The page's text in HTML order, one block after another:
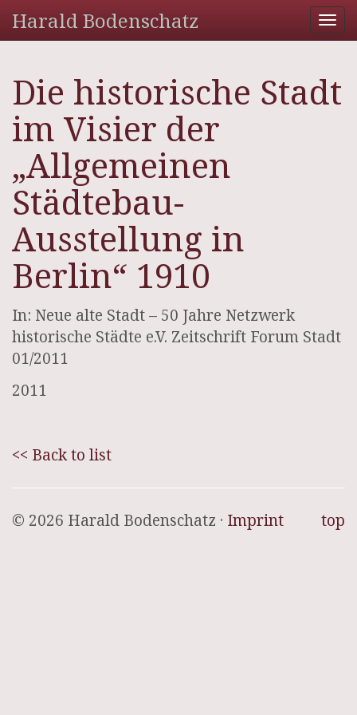
Harald Bodenschatz
Die historische Stadt
im Visier der
„Allgemeinen
Städtebau-
Ausstellung in
Berlin“ 1910
In: Neue alte Stadt – 50 Jahre Netzwerk
historische Städte e.V. Zeitschrift Forum Stadt
01/2011
2011
<< Back to list
top
© 2026 Harald Bodenschatz · Imprint